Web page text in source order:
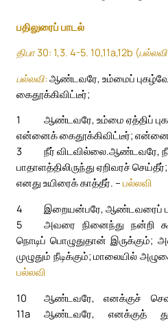
பதிலுரைப் பாடல்
திபா 30: 1,3. 4-5. 10,11a,12b
பல்லவி: ஆண்டவரே, உம்மைப்
கைதூக்கிவிட்டீர்;
1
ஆண்டவரே, உம்மை ஏத்திப்
என்னைக் கைதூக்கிவிட்டீர்;
நீர் விடவில்லை.
3
ஆண்டவரே,
பாதாளத்திலிருந்து ஏறிவரச்
எனது உயிரைக் காத்தீர். – பல்லவி
4
இறையன்பரே, ஆண்டவரைப்
அவரை நினைந்து நன்றி
5
நொடிப் பொழுதுதான்
முழுதும் நீடிக்கும்; மாலையில்
பல்லவி
10
ஆண்டவரே, எனக்குச்
ஆண்டவரே, எனக்குத்
11a